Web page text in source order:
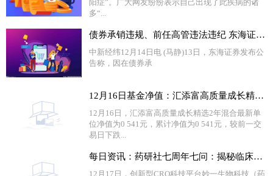
阳症”。广大网友纷纷表示自己出现了此疾病的诸
多“...
债券承销违规、前任高管违法违纪 东海证券被责令改正 视点
中新经纬12月14日电 (马静)13日，东海证券发布公
告称，因在债券承
12月16日基金净值：汇添富高质量成长精选2年混合最新净值0.541，跌0.7%
12月16日，汇添富高质量成长精选2年混合最新单
位净值为0 541元，累计净值为0 541元，较前一交
易日下跌...
每日资讯：药研社七周年七问：揭秘临床研究行业的数字化创新力
12月17日，创新型CRO科技平台妙一生物科技（药